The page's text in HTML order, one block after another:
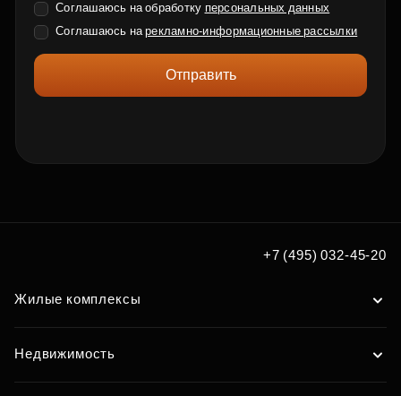
Соглашаюсь на обработку персональных данных
Соглашаюсь нарекламно-информационные рассылки
Отправить
+7 (495) 032-45-20
Жилые комплексы
Недвижимость